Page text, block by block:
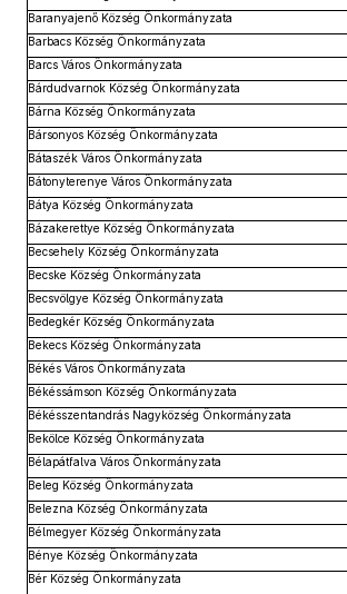
Baranyajenő Község Önkormányzata
Barbacs Község Önkormányzata
Barcs Város Önkormányzata
Bárdudvarnok Község Önkormányzata
Bárna Község Önkormányzata
Bársonyos Község Önkormányzata
Bátaszék Város Önkormányzata
Bátonyterenye Város Önkormányzata
Bátya Község Önkormányzata
Bázakerettye Község Önkormányzata
Becsehely Község Önkormányzata
Becske Község Önkormányzata
Becsvölgye Község Önkormányzata
Bedegkér Község Önkormányzata
Bekecs Község Önkormányzata
Békés Város Önkormányzata
Békéssámson Község Önkormányzata
Békésszentandrás Nagyközség Önkormányzata
Bekölce Község Önkormányzata
Bélapátfalva Város Önkormányzata
Beleg Község Önkormányzata
Belezna Község Önkormányzata
Bélmegyer Község Önkormányzata
Bénye Község Önkormányzata
Bér Község Önkormányzata